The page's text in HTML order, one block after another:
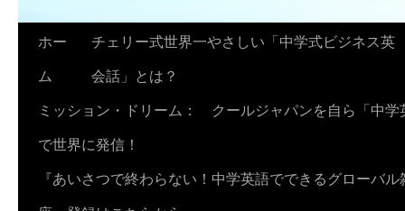
ホー
ム
チェリー式世界一やさしい「中学式ビジネス英
会話」とは？
ミッション・ドリーム： クールジャパンを自ら「中学
で世界に発信！
『あいさつで終わらない！中学英語でできるグローバ